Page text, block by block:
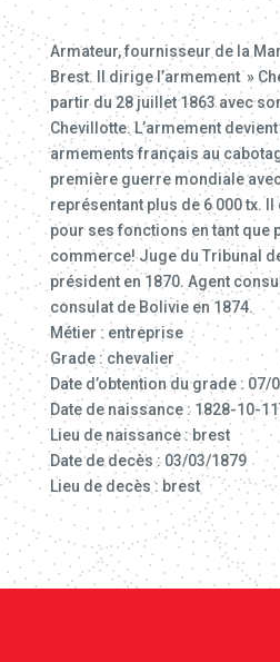
Armateur, fournisseur de la
Brest. Il dirige l’armement »
partir du 28 juillet 1863 avec
Chevillotte. L’armement
armements français au
première guerre mondiale
représentant plus de 6 000 tx.
pour ses fonctions en tant que
commerce! Juge du Tribunal
président en 1870. Agent
consulat de Bolivie en 1874.
Métier : entreprise
Grade : chevalier
Date d’obtention du grade : 07/
Date de naissance : 1828-10-
Lieu de naissance : brest
Date de decès : 03/03/1879
Lieu de decès : brest